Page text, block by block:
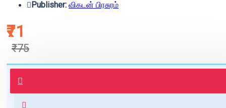
₹71
₹75
Publisher: விகடன் பிரசுரம்
புத்தகம் 3 - 7 நாட்களில் அனுப்பி
வைக்கப்படும்.
for orders above ₹1000 within